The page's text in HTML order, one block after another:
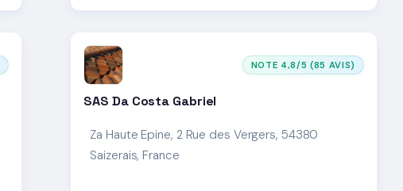
NOTE 4,8/5 (85 AVIS)
SAS Da Costa Gabriel
Za Haute Epine, 2 Rue des Vergers, 54380
Saizerais, France